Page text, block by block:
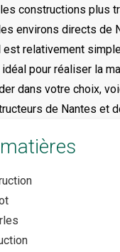
constructions plus
environs directs de
est relativement
pour réaliser la
dans votre choix,
de Nantes et